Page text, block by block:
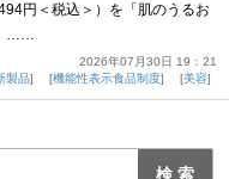
円＜税込＞）を「肌のうるお
……
2026年07月30日 19：21
製品 機能性表示食品制度 美容